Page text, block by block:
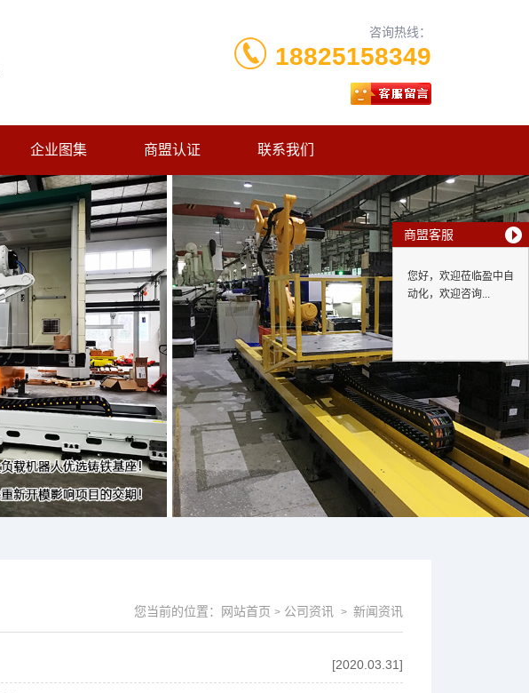
咨询热线：
18825158349
企业图集 商盟认证 联系我们
您当前的位置： 网站首页 > 公司资讯 > 新闻资讯
[2020.03.31]
商盟客服
您好，欢迎莅临盈中自
动化，欢迎咨询...